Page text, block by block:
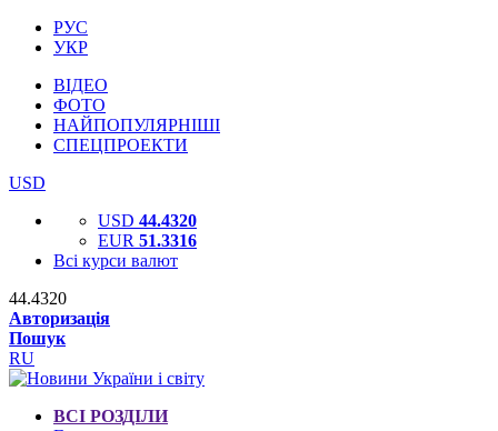
РУС
УКР
ВІДЕО
ФОТО
НАЙПОПУЛЯРНІШІ
СПЕЦПРОЕКТИ
USD
USD 44.4320
EUR 51.3316
Всі курси валют
44.4320
Авторизація
Пошук
RU
ВСІ РОЗДІЛИ